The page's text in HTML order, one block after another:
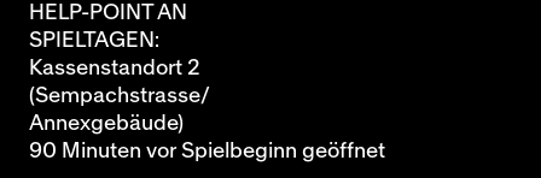
HELP-POINT AN
SPIELTAGEN:
Kassenstandort 2
(Sempachstrasse/
Annexgebäude)
90 Minuten vor Spielbeginn geöffnet